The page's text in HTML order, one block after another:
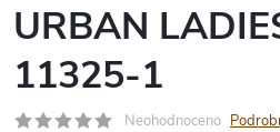
URBAN
11325-1
Neohodnoceno